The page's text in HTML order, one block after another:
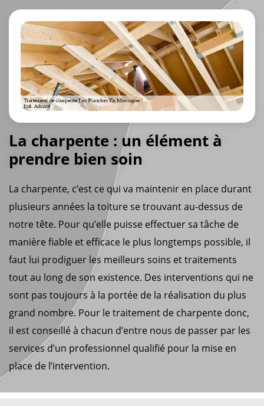
La charpente : un élément à
prendre bien soin
La charpente, c’est ce qui va maintenir en place durant
plusieurs années la toiture se trouvant au-dessus de
notre tête. Pour qu’elle puisse effectuer sa tâche de
manière fiable et efficace le plus longtemps possible, il
faut lui prodiguer les meilleurs soins et traitements
tout au long de son existence. Des interventions qui ne
sont pas toujours à la portée de la réalisation du plus
grand nombre. Pour le traitement de charpente donc,
il est conseillé à chacun d’entre nous de passer par les
services d’un professionnel qualifié pour la mise en
place de l’intervention.